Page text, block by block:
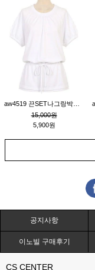
15,000원
5,900원
공지사항
이노빌 구매후기
CS CENTER